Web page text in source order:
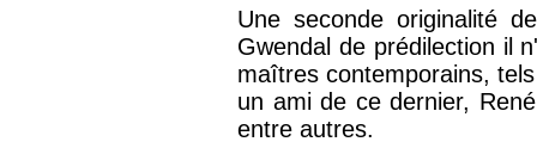
Une seconde originalité
Gwendal de prédilection il
maîtres contemporains,
un ami de ce dernier,
entre autres.